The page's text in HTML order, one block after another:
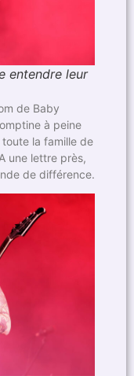
entendre leur
de Baby
à peine
la famille de
une lettre près,
de différence.